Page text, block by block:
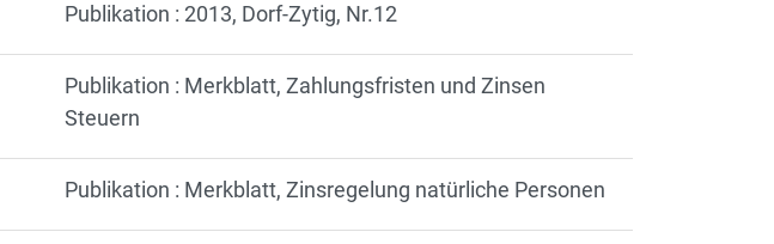
Publikation : 2013, Dorf-Zytig, Nr.12
Publikation : Merkblatt, Zahlungsfristen und Zinsen
Steuern
Publikation : Merkblatt, Zinsregelung natürliche Personen